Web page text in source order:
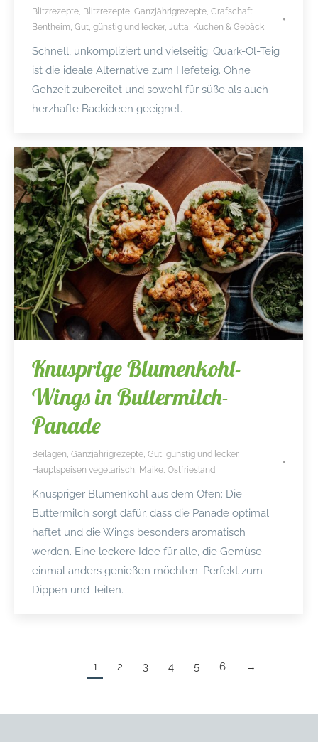
Blitzrezepte Blitzrezepte Ganzjährigrezepte Grafschaft
Bentheim Gut, günstig und lecker, Jutta Kuchen & Gebäck
Schnell, unkompliziert und vielseitig: Quark-Öl-Teig
ist die ideale Alternative zum Hefeteig. Ohne
Gehzeit zubereitet und sowohl für süße als auch
herzhafte Backideen geeignet.
Knusprige Blumenkohl-
Wings in Buttermilch-
Panade
Beilagen, Ganzjährigrezepte, Gut, günstig und lecker,
Hauptspeisen vegetarisch, Maike, Ostfriesland
Knuspriger Blumenkohl aus dem Ofen: Die
Buttermilch sorgt dafür, dass die Panade optimal
haftet und die Wings besonders aromatisch
werden. Eine leckere Idee für alle, die Gemüse
einmal anders genießen möchten. Perfekt zum
Dippen und Teilen.
1 2 3 4 5 6 →